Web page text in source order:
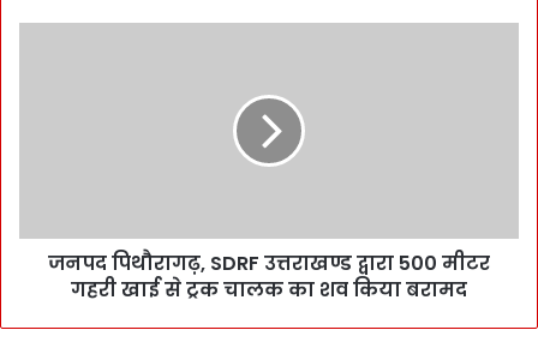
जनपद पिथौरागढ़, SDRF उत्तराखण्ड द्वारा 500 मीटर
गहरी खाई से ट्रक चालक का शव किया बरामद